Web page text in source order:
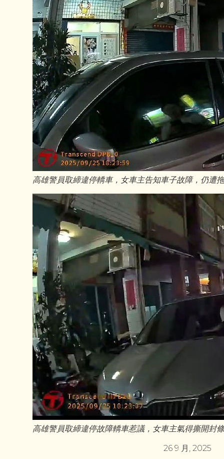
高雄警員取締違停轎車，女車主告知車子故障，仍遭
高雄警員取締違停故障轎車惹議，女車主氣得撕開封
26 9 月, 2025